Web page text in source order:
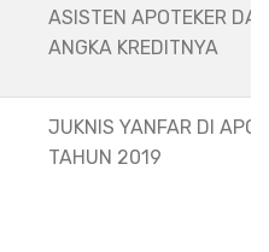
ASISTEN APOTEKER
ANGKA KREDITNYA
JUKNIS YANFAR DI
TAHUN 2019